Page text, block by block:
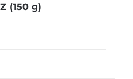
(150 g)